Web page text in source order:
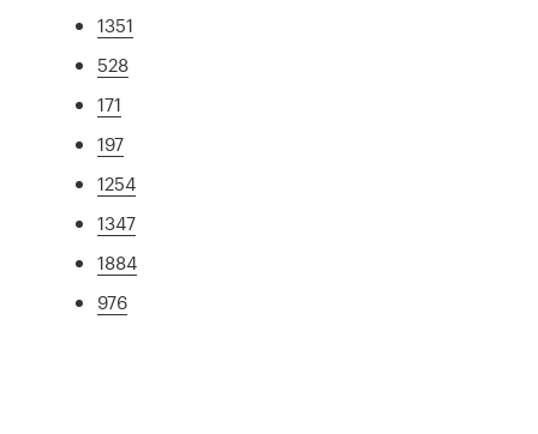
1351
528
171
197
1254
1347
1884
976